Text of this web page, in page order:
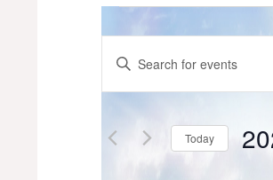
Events
for
September
4,
2025
Events
Search
and
Views
Enter
Keyword.
Search
Events
by
Today